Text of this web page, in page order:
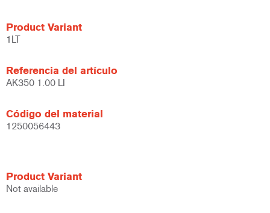
Product Variant
1LT
Referencia del artículo
AK350 1.00 LI
Código del material
1250056443
Product Variant
Not available